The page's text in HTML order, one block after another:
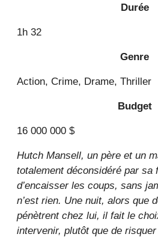
Durée
1h 32
Genre
Action, Crime, Drame, Thriller
Budget
16 000 000 $
Hutch Mansell, un père et un
totalement déconsidéré par sa
d’encaisser les coups, sans
n’est rien. Une nuit, alors que
pénètrent chez lui, il fait le
intervenir, plutôt que de